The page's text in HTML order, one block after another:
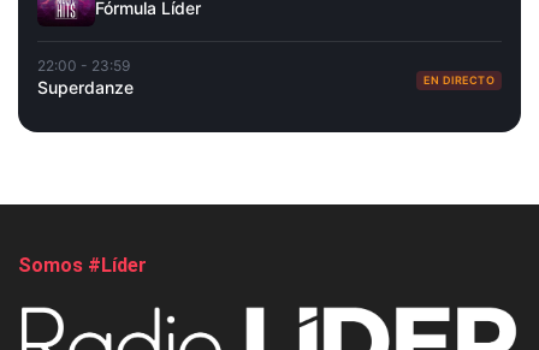
Fórmula Líder
22:00 - 23:59
Superdanze EN DIRECTO
Somos #Líder